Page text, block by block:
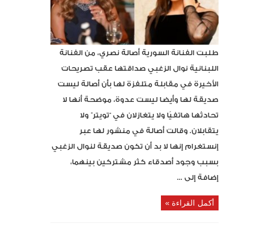
طلبت الفنانة السورية أصالة نصري، من الفنانة
اللبنانية نوال الزغبي صداقتها عقب تصريحات
الأخيرة في مقابلة متلفزة لها بأن أصالة ليست
صديقة لها وأيضا ليست عدوة، موضحة أنها لا
تحادثها هاتفيًا ولا يتغازلان في “تويتر” ولا
يتقابلان. وقالت أصالة في منشور لها عبر
إنستغرام إنها لا بد أن تكون صديقة لنوال الزغبي
بسبب وجود أصدقاء كثر مشتركين بينهما،
إضافة إلى ...
أكمل القراءة »